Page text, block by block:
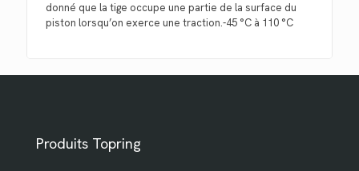
donné que la tige occupe une partie de la surface du
piston lorsqu’on exerce une traction.-45 °C à 110 °C
Produits Topring